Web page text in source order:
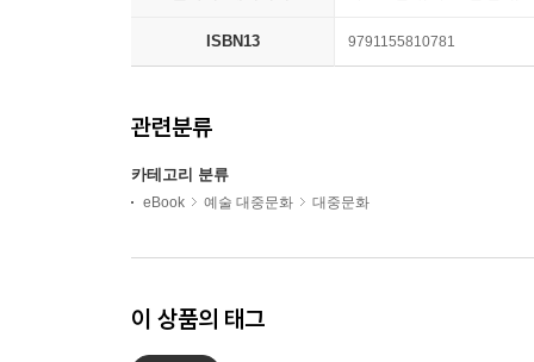
ISBN13 9791155810781
관련분류
카테고리 분류
eBook 예술 대중문화 대중문화
이 상품의 태그